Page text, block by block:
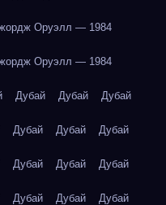
Оруэлл — 1984
Оруэлл — 1984
Дубай Дубай Дубай
Дубай Дубай Дубай
Дубай Дубай Дубай
Дубай Дубай Дубай